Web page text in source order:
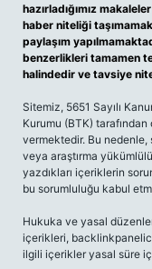
hazırladığımız
haber niteliği
paylaşım
benzerlikleri tamamen
halindedir ve tavsiye
Sitemiz, 5651 Sayılı
Kurumu (BTK)
vermektedir. Bu
veya araştırma
yazdıkları içeriklerin
bu sorumluluğu kabul
Hukuka ve yasal
içerikleri,
ilgili içerikler yasal süre